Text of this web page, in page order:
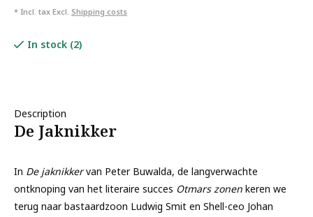
* Incl. tax Excl. Shipping costs
In stock (2)
Description
De Jaknikker
In De jaknikkervan Peter Buwalda, de langverwachte
ontknoping van het literaire succes Otmars zonen keren we
terug naar bastaardzoon Ludwig Smit en Shell-ceo Johan